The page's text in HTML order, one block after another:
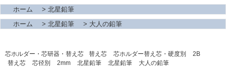
ホーム
> 北星鉛筆
ホーム
> 北星鉛筆 > 大人の鉛筆
芯ホルダー・芯研器・替え芯 替え芯 芯ホルダー替え芯・硬度別
2B
替え芯
芯径別 2mm 北星鉛筆 北星鉛筆 大人の鉛筆